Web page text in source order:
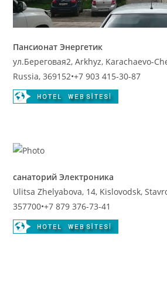
Пансионат Энергетик
ул.Береговая2, Arkhyz, Karachaevo-
Russia, 369152•+7 903 415-30-87
санаторий Электроника
Ulitsa Zhelyabova, 14, Kislovodsk,
357700•+7 879 376-73-41